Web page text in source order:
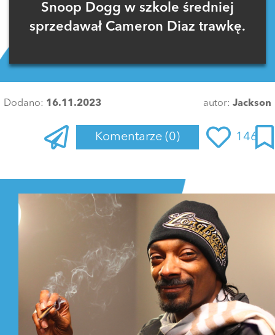
Snoop Dogg w szkole średniej
sprzedawał Cameron Diaz trawkę.
Dodano: 16.11.2023 autor: Jackson
Komentarze (0) 146